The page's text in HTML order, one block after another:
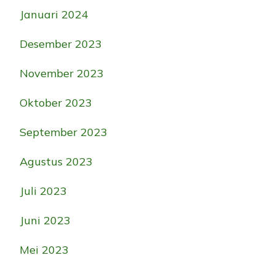
Januari 2024
Desember 2023
November 2023
Oktober 2023
September 2023
Agustus 2023
Juli 2023
Juni 2023
Mei 2023